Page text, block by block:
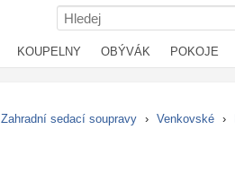
KOUPELNY OBÝVÁK POKOJE
Zahradní sedací soupravy › Venkovské ›